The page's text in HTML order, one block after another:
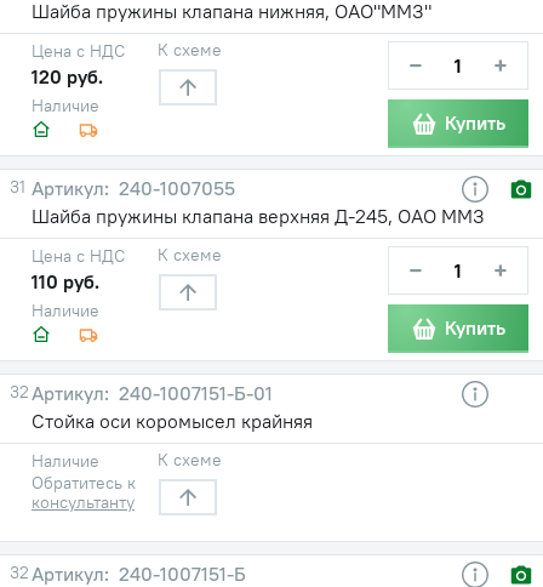
Шайба пружины клапана нижняя, ОАО"ММЗ"
Наличие
Цена с НДС
120 руб.
К схеме − +
Купить
31
240-1007055
Шайба пружины клапана верхняя Д-245, ОАО ММЗ
Наличие
Цена с НДС
110 руб.
К схеме − +
Купить
32
240-1007151-Б-01
Стойка оси коромысел крайняя
Наличие
Обратитесь к
консультанту
К схеме
32
240-1007151-Б